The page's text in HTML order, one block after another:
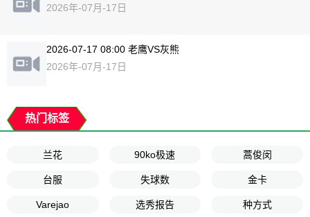
2026年-07月-17日
2026-07-17 08:00 老鹰VS灰熊
2026年-07月-17日
热门标签
兰花 90ko极速 蒿俊闵
台服 失球数 金卡
Varejao 选秀报告 种方式